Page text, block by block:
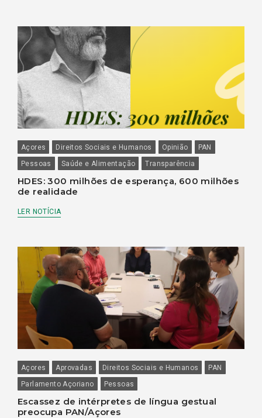
Açores Direitos Sociais e Humanos Opinião
PAN
Pessoas
Saúde e Alimentação Transparência
HDES: 300 milhões de esperança, 600 milhões
de realidade
LER NOTÍCIA
Açores Aprovadas Direitos Sociais e Humanos
PAN
Parlamento Açoriano
Pessoas
Escassez de intérpretes de língua gestual
preocupa PAN/Açores